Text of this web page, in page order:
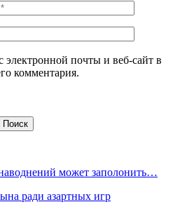
электронной почты и веб-сайт в
комментария.
может заполонить…
ради азартных игр